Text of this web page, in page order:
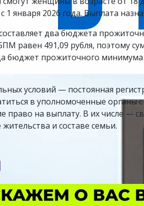
1 января 2026 года. Выплата
два бюджета
равен 491,09 рубля, поэтому
бюджет прожиточного
условий — постоянная
в уполномоченные органы
на выплату. В их числе —
и составе семьи.